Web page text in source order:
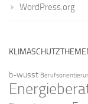
WordPress.org
b-wusst